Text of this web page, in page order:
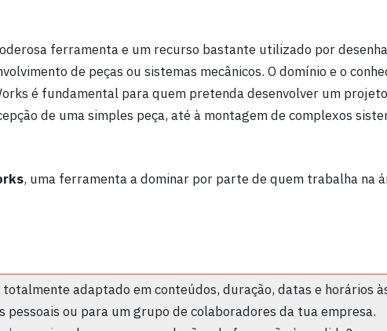
ferramenta e um recurso bastante utilizado por
de peças ou sistemas mecânicos. O domínio e o
é fundamental para quem pretenda desenvolver um projeto
de uma simples peça, até à montagem de complexos
, uma ferramenta a dominar por parte de quem trabalha na
adaptado em conteúdos, duração, datas e horários
pessoais ou para um grupo de colaboradores da tua empresa.